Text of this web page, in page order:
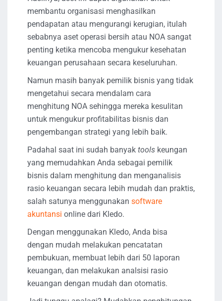
membantu organisasi menghasilkan
pendapatan atau mengurangi kerugian, itulah
sebabnya aset operasi bersih atau NOA sangat
penting ketika mencoba mengukur kesehatan
keuangan perusahaan secara keseluruhan.
Namun masih banyak pemilik bisnis yang tidak
mengetahui secara mendalam cara
menghitung NOA sehingga mereka kesulitan
untuk mengukur profitabilitas bisnis dan
pengembangan strategi yang lebih baik.
Padahal saat ini sudah banyak tools keungan
yang memudahkan Anda sebagai pemilik
bisnis dalam menghitung dan menganalisis
rasio keuangan secara lebih mudah dan praktis,
salah satunya menggunakan software
akuntansi online dari Kledo.
Dengan menggunakan Kledo, Anda bisa
dengan mudah melakukan pencatatan
pembukuan, membuat lebih dari 50 laporan
keuangan, dan melakukan analsisi rasio
keuangan dengan mudah dan otomatis.